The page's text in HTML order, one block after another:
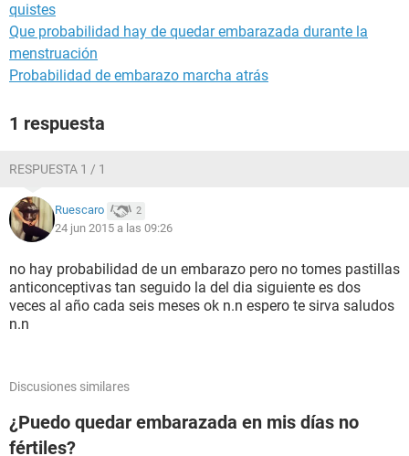
quistes
Que probabilidad hay de quedar embarazada durante la
menstruación
Probabilidad de embarazo marcha atrás
1 respuesta
RESPUESTA 1 / 1
Ruescaro 2
24 jun 2015 a las 09:26
no hay probabilidad de un embarazo pero no tomes pastillas
anticonceptivas tan seguido la del dia siguiente es dos
veces al año cada seis meses ok n.n espero te sirva saludos
n.n
Discusiones similares
¿Puedo quedar embarazada en mis días no
fértiles?